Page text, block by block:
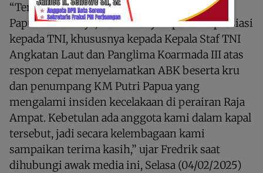
“Tentu kami atas nama keluarga besar HNSI
Papua Barat Daya, kami menyampaikan apresiasi
kepada TNI, khususnya kepada Kepala Staf TNI
Angkatan Laut dan Panglima Koarmada III atas
respon cepat menyelamatkan ABK beserta kru
dan penumpang KM Putri Papua yang
mengalami insiden kecelakaan di perairan Raja
Ampat. Kebetulan ada anggota kami dalam kapal
tersebut, jadi secara kelembagaan kami
sampaikan terima kasih,” ujar Fredrik saat
dihubungi awak media ini, Selasa (04/02/2025)